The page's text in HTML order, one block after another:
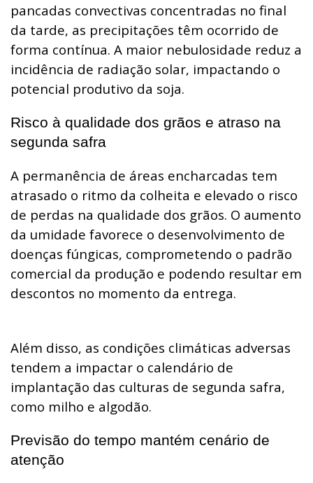
pancadas convectivas concentradas no final
da tarde, as precipitações têm ocorrido de
forma contínua. A maior nebulosidade reduz a
incidência de radiação solar, impactando o
potencial produtivo da soja.
Risco à qualidade dos grãos e atraso na
segunda safra
A permanência de áreas encharcadas tem
atrasado o ritmo da colheita e elevado o risco
de perdas na qualidade dos grãos. O aumento
da umidade favorece o desenvolvimento de
doenças fúngicas, comprometendo o padrão
comercial da produção e podendo resultar em
descontos no momento da entrega.
Além disso, as condições climáticas adversas
tendem a impactar o calendário de
implantação das culturas de segunda safra,
como milho e algodão.
Previsão do tempo mantém cenário de
atenção